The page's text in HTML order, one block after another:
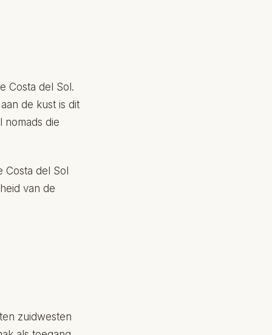
Costa del Sol.
de kust is dit
die
del Sol
van de
zuidwesten